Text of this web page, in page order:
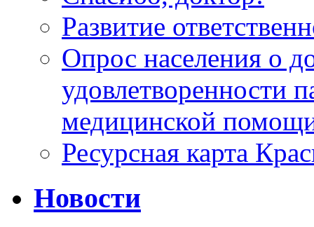
Развитие
Опрос населения о
удовлетворенности
медицинской
Ресурсная карта
Новости